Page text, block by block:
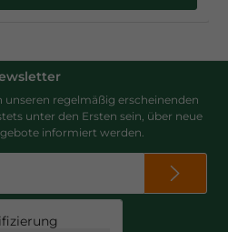
unseren regelmäßig erscheinenden
unter den Ersten sein, über neue
informiert werden.